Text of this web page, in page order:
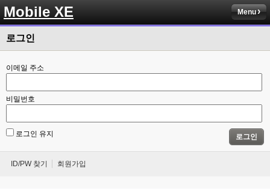
Mobile XE Menu
로그인
이메일 주소
비밀번호
로그인 유지 로그인
ID/PW 찾기 회원가입